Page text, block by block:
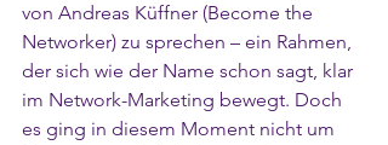
von Andreas Küffner (Become the
Networker) zu sprechen – ein Rahmen,
der sich wie der Name schon sagt, klar
im Network-Marketing bewegt. Doch
es ging in diesem Moment nicht um